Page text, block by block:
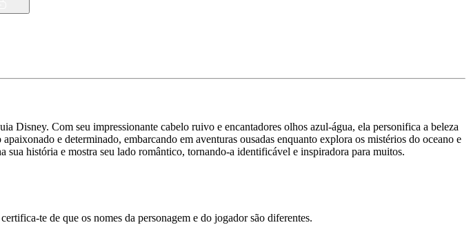
Disney. Com seu impressionante cabelo ruivo e encantadores olhos azul-água, ela personifica a beleza
e determinado, embarcando em aventuras ousadas enquanto explora os mistérios do oceano e
história e mostra seu lado romântico, tornando-a identificável e inspiradora para muitos.
te de que os nomes da personagem e do jogador são diferentes.